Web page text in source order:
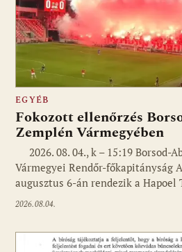
EGYÉB
Fokozott ellenőrzés
Zemplén Vármegyében
2026. 08. 04., k – 15:19 Borsod-
Vármegyei Rendőr-főkapitányság
augusztus 6-án rendezik a Hapoel
2026.08.04.